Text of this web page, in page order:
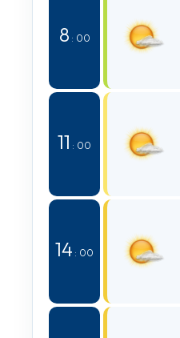
8 : 00
11 : 00
14 : 00